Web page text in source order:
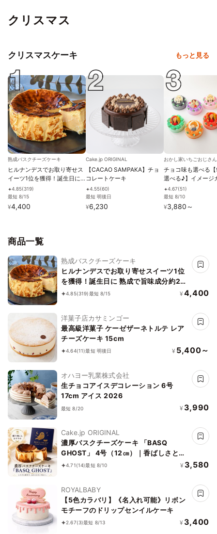
クリスマス
クリスマスケーキ もっと見る
熟成バスクチーズケーキ
ヒルナンデスでお取り寄せス
イーツ1位を獲得！誕生日に
熟成で旨味成分約2倍！グル
テンフリーの「熟成バスクチ
ーズケーキ」 誕生日プレゼン
✦4.85(319)
最短 8/15
¥4,400
Cake.jp ORIGINAL
【CACAO SAMPAKA】チョ
コレートケーキ
✦4.55(60)
最短 明後日
¥6,230
おかし家いちごおじさん
チョコ味も選べる
選べる♪】イメージ
フラワー写真ケー
名様向け
✦4.67(51)
最短 8/10
¥3,880 ～
商品一覧
熟成バスクチーズケーキ
ヒルナンデスでお取り寄せスイーツ1位
を獲得！誕生日に 熟成で旨味成分約2
倍！グルテンフリーの「熟成バスクチー
4.85(319)最短 8/15 ¥ 4,400
洋菓子店カサミンゴー
最高級洋菓子 ケーゼザーネトルテ レア
チーズケーキ 15cm
4.64(11)最短 明後日 ¥ 5,400～
オハヨー乳業株式会社
生チョコアイスデコレーション 6号
17cm アイス 2026
最短 8/20 ¥ 3,990
Cake.jp ORIGINAL
濃厚バスクチーズケーキ 「BASQ
GHOST」 4号（12㎝）｜香ばしさとと
ろける幻のくちどけ
4.71(14)最短 8/10 ¥ 3,580
ROYALBABY
【5色カラバリ】《名入れ可能》リボン
モチーフのドリップセンイルケーキ
2.67(3)最短 8/13 ¥ 3,400